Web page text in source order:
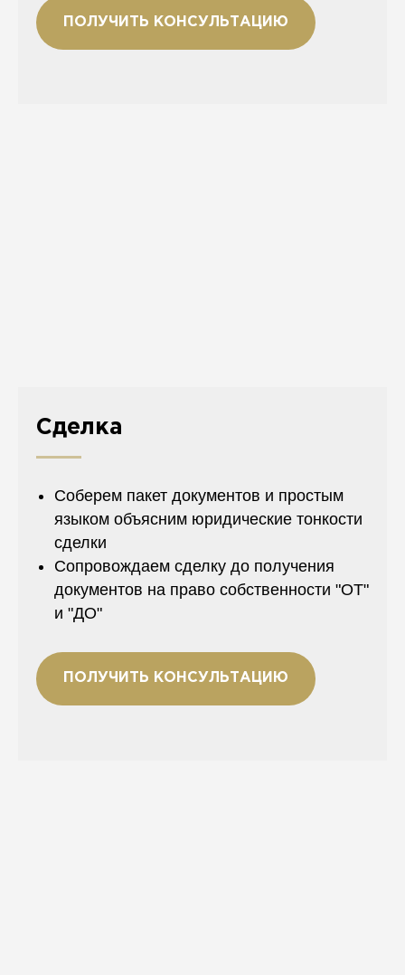
ПОЛУЧИТЬ КОНСУЛЬТАЦИЮ
Сделка
Соберем пакет документов и простым
языком объясним юридические тонкости
сделки
Сопровождаем сделку до получения
документов на право собственности "ОТ"
и "ДО"
ПОЛУЧИТЬ КОНСУЛЬТАЦИЮ